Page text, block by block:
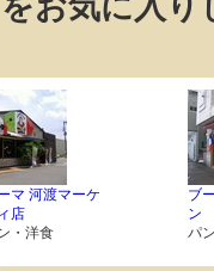
マ 河渡マーケ
店
・洋食
ブ
ン
パ